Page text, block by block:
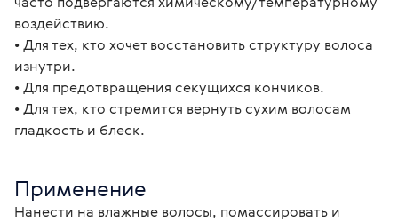
воздействию.
• Для тех, кто хочет восстановить структуру волоса
изнутри.
• Для предотвращения секущихся кончиков.
• Для тех, кто стремится вернуть сухим волосам
гладкость и блеск.
Применение
Нанести на влажные волосы, помассировать и